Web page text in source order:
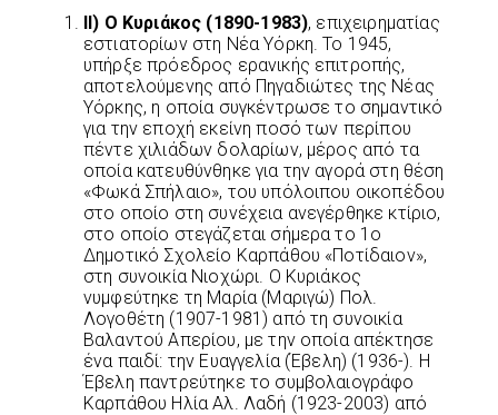
II) Ο Κυριάκος (1890-1983), επιχειρηματίας
εστιατορίων στη Νέα Υόρκη. Το 1945,
υπήρξε πρόεδρος ερανικής επιτροπής,
αποτελούμενης από Πηγαδιώτες της Νέας
Υόρκης, η οποία συγκέντρωσε το σημαντικό
για την εποχή εκείνη ποσό των περίπου
πέντε χιλιάδων δολαρίων, μέρος από τα
οποία κατευθύνθηκε για την αγορά στη θέση
«Φωκά Σπήλαιο», του υπόλοιπου οικοπέδου
στο οποίο στη συνέχεια ανεγέρθηκε κτίριο,
στο οποίο στεγάζεται σήμερα το 1ο
Δημοτικό Σχολείο Καρπάθου «Ποτίδαιον»,
στη συνοικία Νιοχώρι. Ο Κυριάκος
νυμφεύτηκε τη Μαρία (Μαριγώ) Πολ.
Λογοθέτη (1907-1981) από τη συνοικία
Βαλαντού Απερίου, με την οποία απέκτησε
ένα παιδί: την Ευαγγελία (Έβελη) (1936-). Η
Έβελη παντρεύτηκε το συμβολαιογράφο
Καρπάθου Ηλία Αλ. Λαδή (1923-2003) από